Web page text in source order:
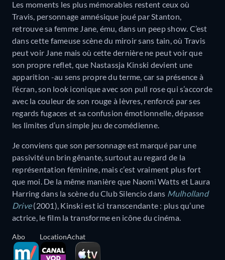
Les moments les plus mémorables restent ceux où
Travis, personnage amnésique joué par Stanton,
retrouve sa femme Jane, ému, dans un peep show. C’est
dans cette fameuse scène du miroir sans tain, où Travis
peut voir Jane mais où cette dernière ne peut voir que
son propre reflet, que Nastassja Kinski devient une
apparition -au sens propre du terme, car sa présence à
l’écran, son look iconique avec son pull rose qui s’accorde
avec la couleur de son rouge à lèvres, renforcé par ses
regards fugaces et sa confusion émotionnelle, dépasse
les limites d’un simple jeu de comédienne.
Je conviens que son personnage est marqué par une
passivité un brin gênante, surtout au regard de la
représentation féminine, mais c’est vraiment plus fort
que moi. De la même manière que Naomi Watts et Laura
Harring dans la scène du Club Silencio dans Mulholland
Drive(2001), Kinski est ici transcendante : plus qu’une
actrice, le film la transforme en icône du cinéma.
Abo LocationAchat